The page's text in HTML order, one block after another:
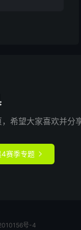
希望大家喜欢并分
4赛季专题 
号-4